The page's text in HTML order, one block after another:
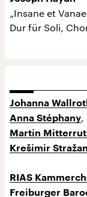
„Insane et
Dur für Soli,
Johanna
Anna Stéphany,
Martin
Krešimir
RIAS
Freiburger